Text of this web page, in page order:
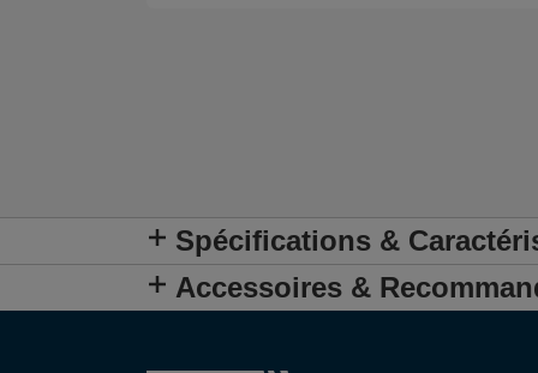
Spécifications &
Accessoires &